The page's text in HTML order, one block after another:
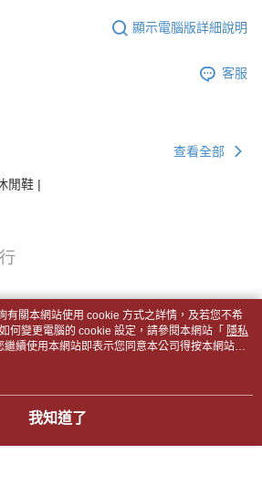
顯示電腦版詳細說明
客服
查看全部
閒鞋 |
有關本網站使用 cookie 方式之詳情，及若您不希
何變更電腦的 cookie 設定，請參閱本網站「 隱私
繼續使用本網站即表示您同意本公司得按本網站使
。
我知道了